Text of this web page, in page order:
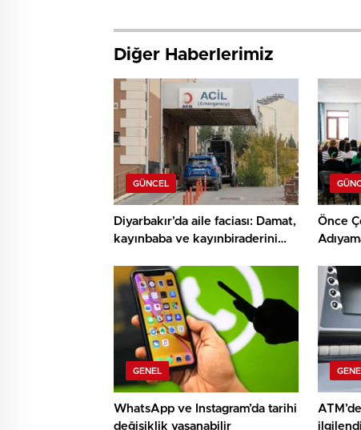
Diğer Haberlerimiz
GÜNCEL
Diyarbakır’da aile faciası: Damat,
kayınbaba ve kayınbiraderini
Önce
Sağlık”
GENEL
WhatsApp ve Instagram’da tarihi
değişiklik yaşanabilir